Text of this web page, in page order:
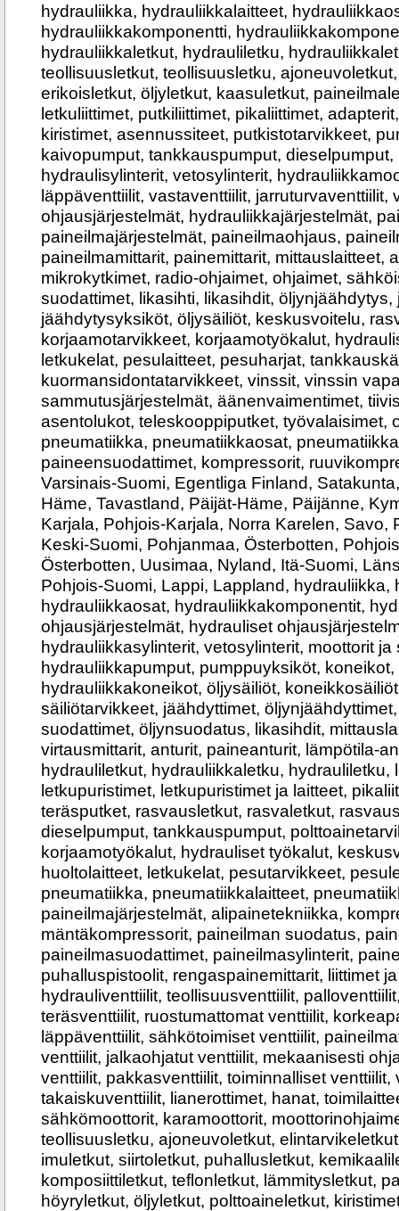
hydrauliikka, hydrauliikkalaitteet,
hydrauliikkakomponentti,
hydrauliikkaletkut, hydrauliletku,
teollisuusletkut, teollisuusletku,
erikoisletkut, öljyletkut, kaasuletkut,
letkuliittimet, putkiliittimet, pikaliittimet,
kiristimet, asennussiteet, putkistotarvikkeet,
kaivopumput, tankkauspumput,
hydraulisylinterit, vetosylinterit,
läppäventtiilit, vastaventtiilit, jarruturvaventtiilit,
ohjausjärjestelmät, hydrauliikkajärjestelmät,
paineilmajärjestelmät, paineilmaohjaus,
paineilmamittarit, painemittarit, mittauslaitteet,
mikrokytkimet, radio-ohjaimet, ohjaimet,
suodattimet, likasihti, likasihdit, öljynjäähdytys,
jäähdytysyksiköt, öljysäiliöt, keskusvoitelu,
korjaamotarvikkeet, korjaamotyökalut,
letkukelat, pesulaitteet, pesuharjat,
kuormansidontatarvikkeet, vinssit, vinssin
sammutusjärjestelmät, äänenvaimentimet,
asentolukot, teleskooppiputket, työvalaisimet,
pneumatiikka, pneumatiikkaosat,
paineensuodattimet, kompressorit,
Varsinais-Suomi, Egentliga Finland,
Häme, Tavastland, Päijät-Häme, Päijänne,
Karjala, Pohjois-Karjala, Norra Karelen, Savo,
Keski-Suomi, Pohjanmaa, Österbotten,
Österbotten, Uusimaa, Nyland, Itä-Suomi,
Pohjois-Suomi, Lappi, Lappland, hydrauliikka,
hydrauliikkaosat, hydrauliikkakomponentit,
ohjausjärjestelmät, hydrauliset
hydrauliikkasylinterit, vetosylinterit, moottorit ja
hydrauliikkapumput, pumppuyksiköt,
hydrauliikkakoneikot, öljysäiliöt,
säiliötarvikkeet, jäähdyttimet,
suodattimet, öljynsuodatus, likasihdit,
virtausmittarit, anturit, paineanturit, lämpötila-
hydrauliletkut, hydrauliikkaletku, hydrauliletku,
letkupuristimet, letkupuristimet ja laitteet,
teräsputket, rasvausletkut, rasvaletkut,
dieselpumput, tankkauspumput,
korjaamotyökalut, hydrauliset työkalut,
huoltolaitteet, letkukelat, pesutarvikkeet,
pneumatiikka, pneumatiikkalaitteet,
paineilmajärjestelmät, alipainetekniikka,
mäntäkompressorit, paineilman suodatus,
paineilmasuodattimet, paineilmasylinterit,
puhalluspistoolit, rengaspainemittarit, liittimet
hydrauliventtiilit, teollisuusventtiilit,
teräsventtiilit, ruostumattomat venttiilit,
läppäventtiilit, sähkötoimiset venttiilit,
venttiilit, jalkaohjatut venttiilit, mekaanisesti
venttiilit, pakkasventtiilit, toiminnalliset venttiilit,
takaiskuventtiilit, lianerottimet, hanat,
sähkömoottorit, karamoottorit,
teollisuusletku, ajoneuvoletkut,
imuletkut, siirtoletkut, puhallusletkut,
komposiittiletkut, teflonletkut, lämmitysletkut,
höyryletkut, öljyletkut, polttoaineletkut,